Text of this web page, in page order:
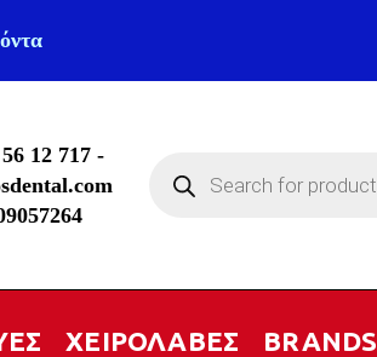
12 717 -
search
ΧΕΙΡΟΛΑΒΕΣ BRANDS